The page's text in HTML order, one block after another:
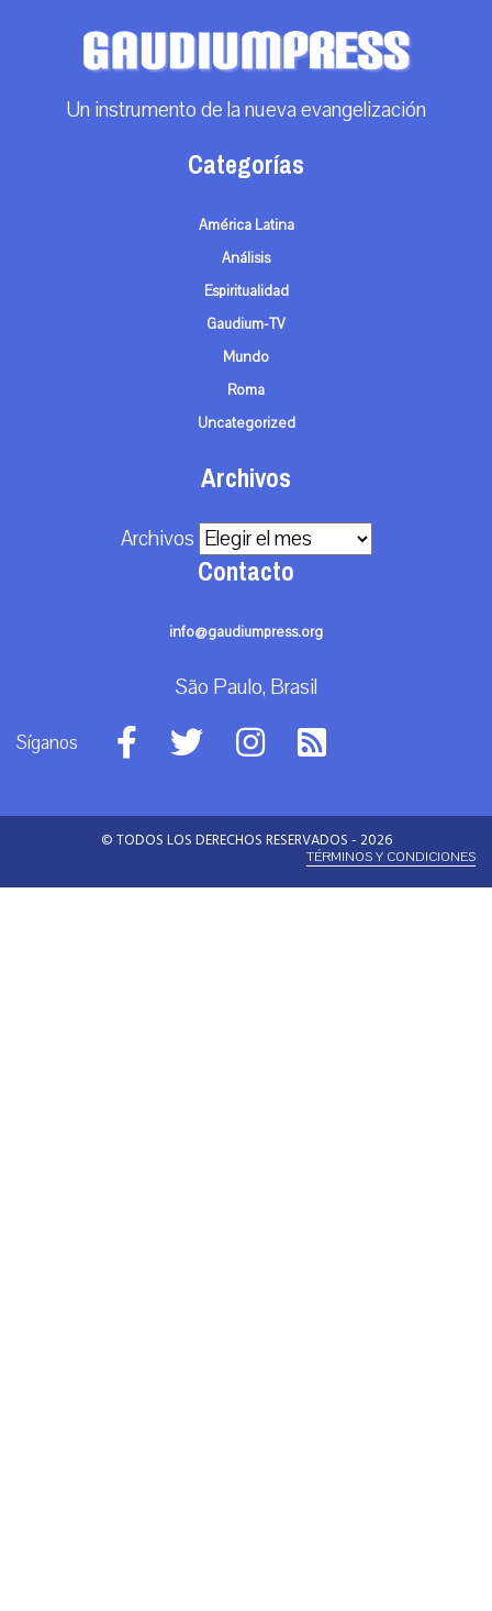
Un instrumento de la nueva evangelización
Categorías
América Latina
Análisis
Espiritualidad
Gaudium-TV
Mundo
Roma
Uncategorized
Archivos
Archivos
Contacto
info@gaudiumpress.org
São Paulo, Brasil
Síganos
© TODOS LOS DERECHOS RESERVADOS - 2026
TÉRMINOS Y CONDICIONES